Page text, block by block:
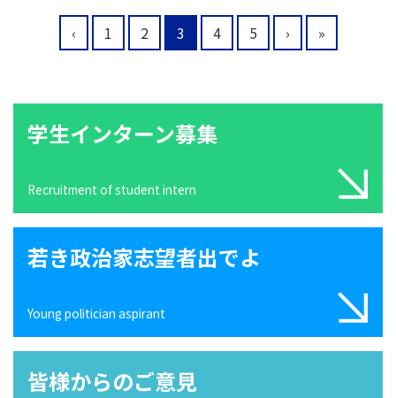
‹ 1 2 3 4 5 › »
学生インターン募集
Recruitment of student intern
若き政治家志望者出でよ
Young politician aspirant
皆様からのご意見